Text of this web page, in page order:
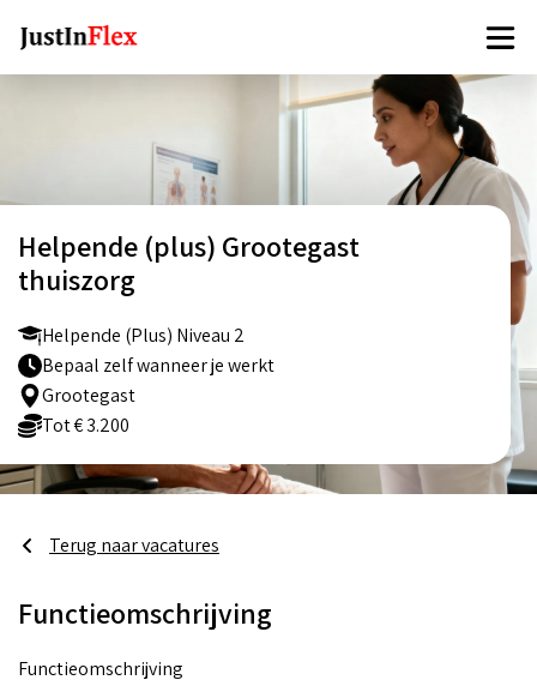
Helpende (plus) Grootegast
thuiszorg
Helpende (Plus) Niveau 2
Bepaal zelf wanneer je werkt
Grootegast
Tot € 3.200
Terug naar vacatures
Functieomschrijving
Functieomschrijving